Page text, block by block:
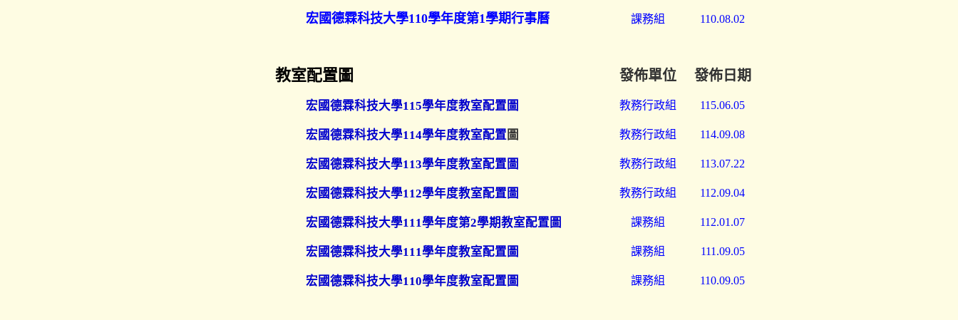
宏國德霖科技大學110學年度第1學期行事曆 課務組 110.08.02
教室配置圖 發佈單位 發佈日期
宏國德霖科技大學115學年度教室配置圖 教務行政組 115.06.05
宏國德霖科技大學114學年度教室配置 圖 教務行政組 114.09.08
宏國德霖科技大學113學年度教室配置圖 教務行政組 113.07.22
宏國德霖科技大學112學年度教室配置圖 教務行政組 112.09.04
宏國德霖科技大學111學年度第2學期教室配置圖 課務組 112.01.07
宏國德霖科技大學111學年度教室配置圖 課務組 111.09.05
宏國德霖科技大學110學年度教室配置圖 課務組 110.09.05